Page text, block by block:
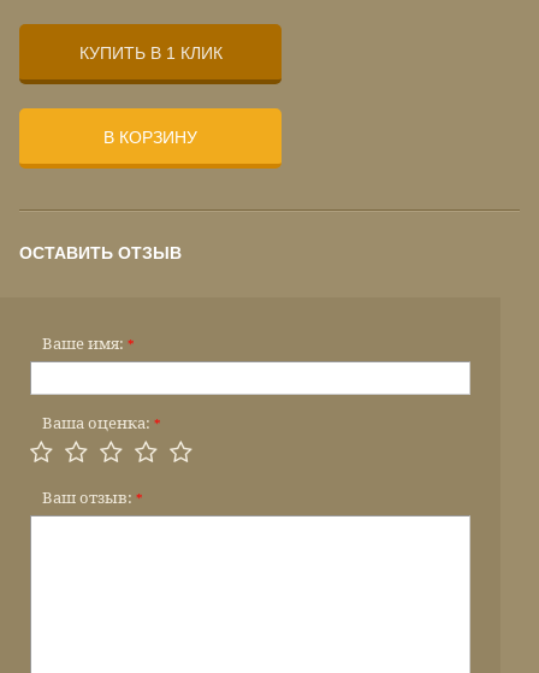
КУПИТЬ В 1 КЛИК
В КОРЗИНУ
ОСТАВИТЬ ОТЗЫВ
Ваше имя: *
Ваша оценка: *
Ваш отзыв: *